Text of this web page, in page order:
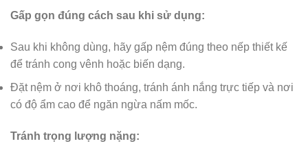
Gấp gọn đúng cách sau khi sử dụng:
Sau khi không dùng, hãy gấp nệm đúng theo nếp thiết kế
để tránh cong vênh hoặc biến dạng.
Đặt nệm ở nơi khô thoáng, tránh ánh nắng trực tiếp và nơi
có độ ẩm cao để ngăn ngừa nấm mốc.
Tránh trọng lượng nặng: